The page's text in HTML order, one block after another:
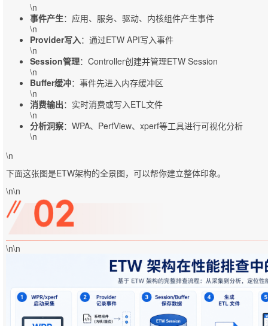
\n
事件产生：应用、服务、驱动、内核组件产生事件
\n
Provider写入：通过ETW API写入事件
\n
Session管理：Controller创建并管理ETW Session
\n
Buffer缓冲：事件先进入内存缓冲区
\n
消费输出：实时消费或写入ETL文件
\n
分析洞察：WPA、PerfView、xperf等工具进行可视化分析
\n
\n
下面这张图是ETW架构的全景图，可以帮你建立整体印象。
\n\n
\n\n